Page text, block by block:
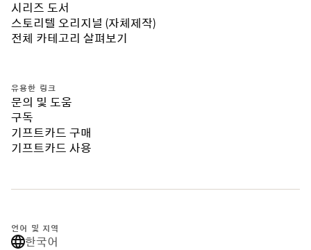
시리즈 도서
스토리텔 오리지널 (자체제작)
전체 카테고리 살펴보기
유용한 링크
문의 및 도움
구독
기프트카드 구매
기프트카드 사용
언어 및 지역
한국어